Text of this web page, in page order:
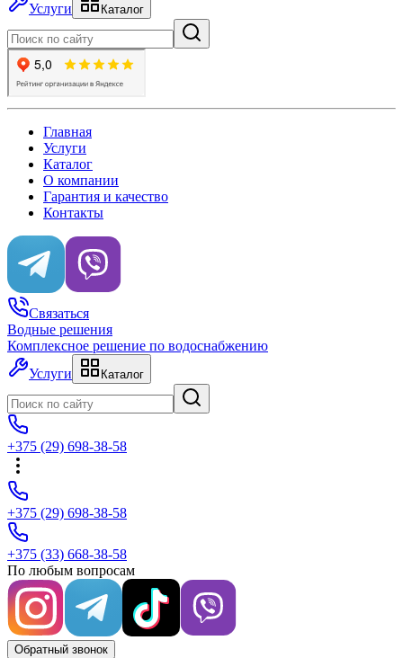
Услуги
Каталог
Главная
Услуги
Каталог
О компании
Гарантия и качество
Контакты
Связаться
Водные решения
Комплексное решение по водоснабжению
Услуги
Каталог
+375 (29) 698-38-58
+375 (29) 698-38-58
+375 (33) 668-38-58
По любым вопросам
Обратный звонок